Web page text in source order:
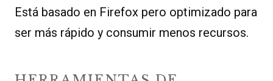
Está basado en Firefox pero optimizado para
ser más rápido y consumir menos recursos.